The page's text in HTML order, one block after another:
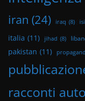
iran (24) iraq (8)
italia (11) jihad (8)
pakistan (11)
racconti